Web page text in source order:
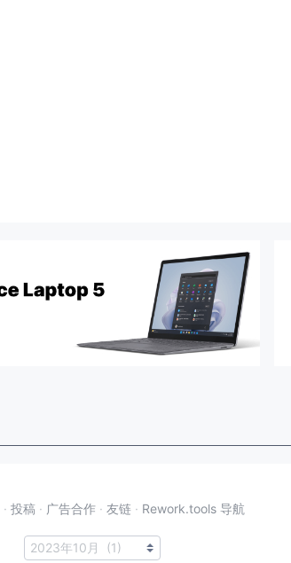
· 投稿 · 广告合作 · 友链 · Rework.tools 导航